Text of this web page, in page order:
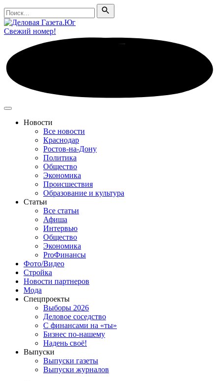
Поиск
Поиск
Свежий номер!
Новости
Все новости
Краснодар
Ростов-на-Дону
Политика
Общество
Экономика
Происшествия
Образование и культура
Статьи
Все статьи
Афиша
Интервью
Общество
Экономика
ProФинансы
Фото/Видео
Стройка
Новости партнеров
Мода
Спецпроекты
Выборы 2026
Деловое соседство
С финансами на «ты»
Бизнес по-нашему
Надень своё!
Выпуски
Выпуски газеты
Выпуски журналов